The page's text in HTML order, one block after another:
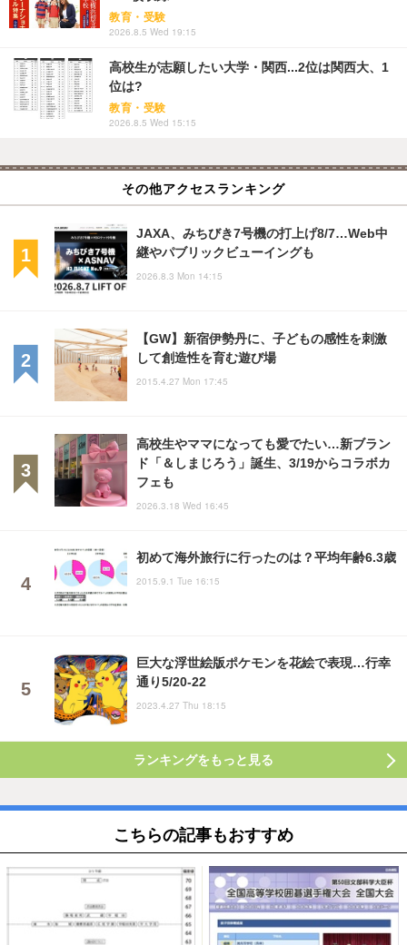
教育・受験
2026.8.5 Wed 19:15
高校生が志願したい大学・関西...2位は関西大、1
位は?
教育・受験
2026.8.5 Wed 15:15
その他アクセスランキング
JAXA、みちびき7号機の打上げ8/7…Web中
継やパブリックビューイングも
2026.8.3 Mon 14:15
【GW】新宿伊勢丹に、子どもの感性を刺激
して創造性を育む遊び場
2015.4.27 Mon 17:45
高校生やママになっても愛でたい…新ブラン
ド「＆しまじろう」誕生、3/19からコラボカ
フェも
2026.3.18 Wed 16:45
初めて海外旅行に行ったのは？平均年齢6.3歳
2015.9.1 Tue 16:15
巨大な浮世絵版ポケモンを花絵で表現…行幸
通り5/20-22
2023.4.27 Thu 18:15
ランキングをもっと見る
こちらの記事もおすすめ